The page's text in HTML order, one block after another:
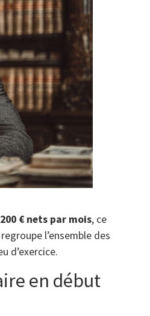
€ nets par mois, ce
l’ensemble des
d’exercice.
en début